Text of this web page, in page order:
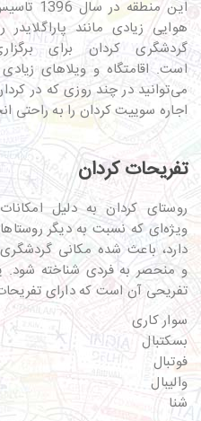
این
هوایی زیادی مانند
گردشگری کردان برای
است. اقامتگاه و ویلاهای
می‌توانید در چند روزی که در
اجاره سوییت کردان را به راحتی
تفریحات کردان
روستای کردان به دلیل امکانات
ویژه‌ای که نسبت به دیگر روستا‌ها
دارد، باعث شده مکانی گردشگری
و منحصر به فردی شناخته شود.
تفریحی‌ آن است که دارای
سوار کاری
بسکتبال
فوتبال
والیبال
شنا